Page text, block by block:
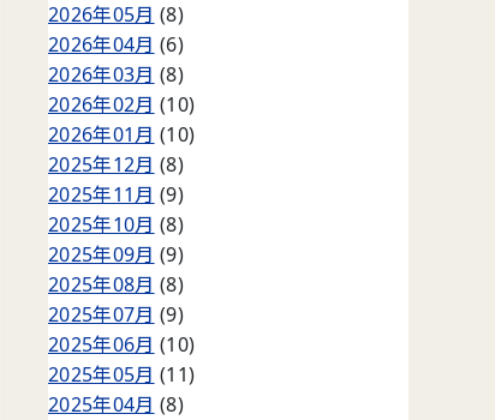
2026年05月 (8)
2026年04月 (6)
2026年03月 (8)
2026年02月 (10)
2026年01月 (10)
2025年12月 (8)
2025年11月 (9)
2025年10月 (8)
2025年09月 (9)
2025年08月 (8)
2025年07月 (9)
2025年06月 (10)
2025年05月 (11)
2025年04月 (8)